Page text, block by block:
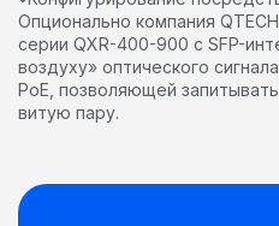
Опционально компания
серии QXR-400-900 с SFP-
воздуху» оптического
PoE, позволяющей
витую пару.